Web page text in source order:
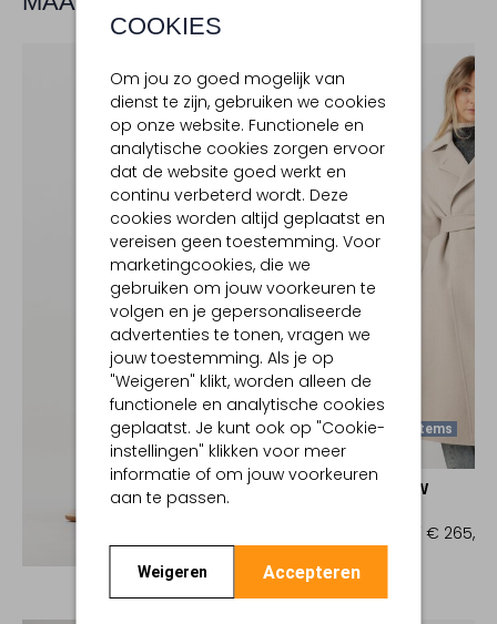
COOKIES
Om jou zo goed mogelijk van
dienst te zijn, gebruiken we cookies
op onze website. Functionele en
analytische cookies zorgen ervoor
dat de website goed werkt en
continu verbeterd wordt. Deze
cookies worden altijd geplaatst en
vereisen geen toestemming. Voor
marketingcookies, die we
gebruiken om jouw voorkeuren te
volgen en je gepersonaliseerde
advertenties te tonen, vragen we
jouw toestemming. Als je op
"Weigeren" klikt, worden alleen de
functionele en analytische cookies
geplaatst. Je kunt ook op "Cookie-
instellingen" klikken voor meer
informatie of om jouw voorkeuren
aan te passen.
Weigeren Accepteren
Ontdek de look
Laatste Items
MOSCOW
€ 265,99